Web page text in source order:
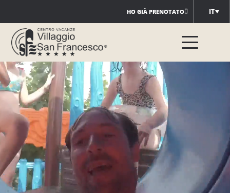
al
contenuto
HO GIÀ PRENOTATO IT